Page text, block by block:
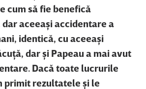
cum să fie benefică
aceeaşi accidentare a
identică, cu aceeaşi
dar şi Papeau a mai avut
Dacă toate lucrurile
primit rezultatele şi le